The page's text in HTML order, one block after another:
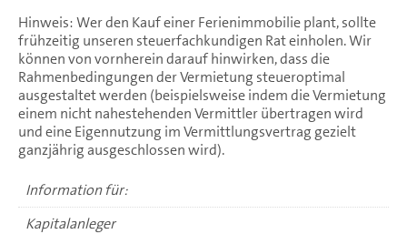
Hinweis: Wer den Kauf einer Ferienimmobilie plant, sollte
frühzeitig unseren steuerfachkundigen Rat einholen. Wir
können von vornherein darauf hinwirken, dass die
Rahmenbedingungen der Vermietung steueroptimal
ausgestaltet werden (beispielsweise indem die Vermietung
einem nicht nahestehenden Vermittler übertragen wird
und eine Eigennutzung im Vermittlungsvertrag gezielt
ganzjährig ausgeschlossen wird).
Information für:
Kapitalanleger